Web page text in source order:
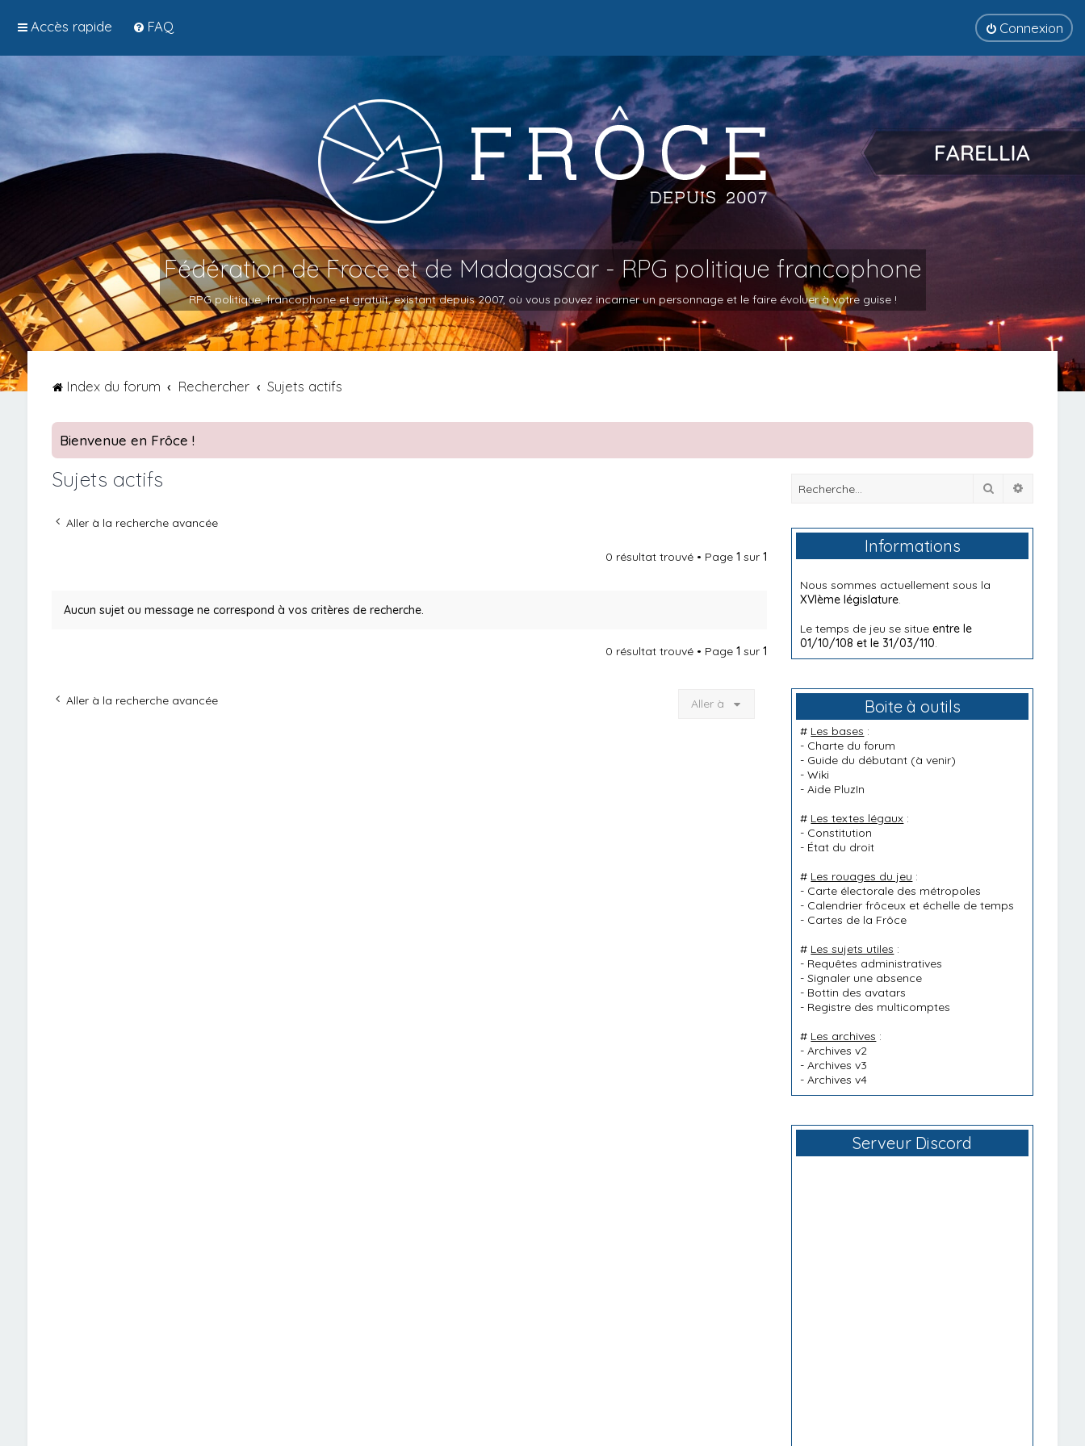
Accès rapide FAQ Connexion
Fédération de Froce et de Madagascar - RPG politique francophone
RPG politique, francophone et gratuit, existant depuis 2007, où vous pouvez incarner un personnage et le faire évoluer à votre guise !
Index du forum Rechercher Sujets actifs
Bienvenue en Frôce !
Sujets actifs
Aller à la recherche avancée
0 résultat trouvé • Page1 sur1
Aucun sujet ou message ne correspond à vos critères de recherche.
0 résultat trouvé • Page1 sur1
Aller à la recherche avancée Aller à
Rechercher
Informations
Nous sommes actuellement sous la
XVIème législature.
Le temps de jeu se situeentre le
01/10/108 et le 31/03/110.
Boite à outils
# Les bases :
- Charte du forum
- Guide du débutant (à venir)
-Wiki
-Aide PluzIn
# Les textes légaux :
- Constitution
- État du droit
# Les rouages du jeu :
- Carte électorale des métropoles
- Calendrier frôceux et échelle de temps
- Cartes de la Frôce
# Les sujets utiles :
- Requêtes administratives
-Signaler une absence
- Bottin des avatars
- Registre des multicomptes
# Les archives :
-Archives v2
-Archives v3
-Archives v4
Serveur Discord